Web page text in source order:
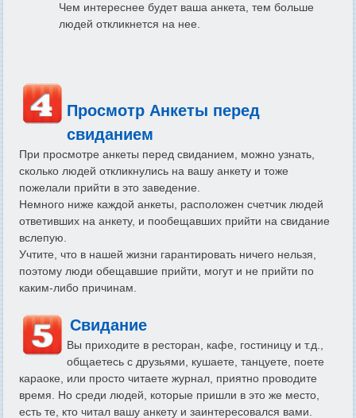
Чем интереснее будет ваша анкета, тем больше
людей откликнется на нее.
Просмотр Анкеты перед
свиданием
При просмотре анкеты перед свиданием, можно узнать,
сколько людей откликнулись на вашу анкету и тоже
пожелали прийти в это заведение.
Немного ниже каждой анкеты, расположен счетчик людей
ответивших на анкету, и пообещавших прийти на свидание
вслепую.
Учтите, что в нашей жизни гарантировать ничего нельзя,
поэтому люди обещавшие прийти, могут и не прийти по
каким-либо причинам.
Свидание
Вы приходите в ресторан, кафе, гостиницу и т.д.,
общаетесь с друзьями, кушаете, танцуете, поете
караоке, или просто читаете журнал, приятно проводите
время. Но среди людей, которые пришли в это же место,
есть те, кто читал вашу анкету и заинтересовался вами.